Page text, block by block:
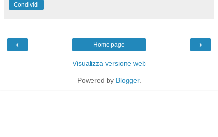
Condividi
‹ ›
Home page
Visualizza versione web
Powered by Blogger.